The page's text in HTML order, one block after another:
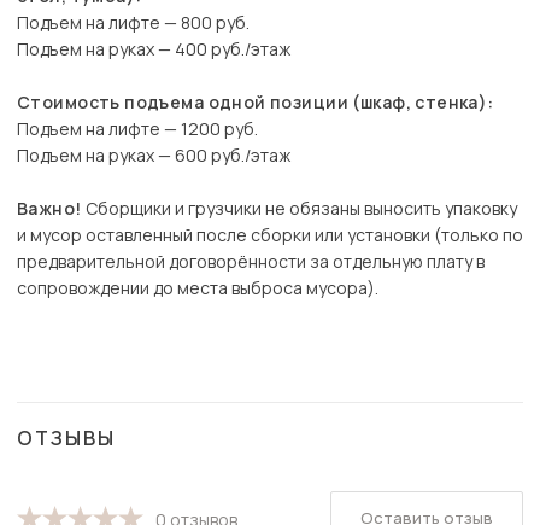
Подъем на лифте — 800 руб.
Подъем на руках — 400 руб./этаж
Стоимость подъема одной позиции (шкаф, стенка):
Подъем на лифте — 1200 руб.
Подъем на руках — 600 руб./этаж
Важно! Сборщики и грузчики не обязаны выносить упаковку
и мусор оставленный после сборки или установки (только по
предварительной договорённости за отдельную плату в
сопровождении до места выброса мусора).
ОТЗЫВЫ
0 отзывов Оставить отзыв